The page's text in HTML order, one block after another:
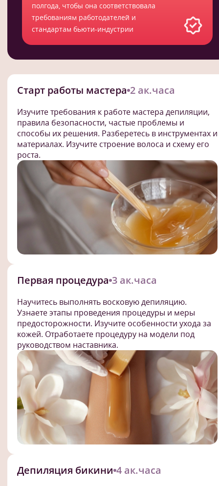
полгода, чтобы она соответствовала
требованиям работодателей и
стандартам бьюти-индустрии
Старт работы мастера 2 ак.часа
Изучите требования к работе мастера депиляции,
правила безопасности, частые проблемы и
способы их решения. Разберетесь в инструментах и
материалах. Изучите строение волоса и схему его
роста.
Первая процедура 3 ак.часа
Научитесь выполнять восковую депиляцию.
Узнаете этапы проведения процедуры и меры
предосторожности. Изучите особенности ухода за
кожей. Отработаете процедуру на модели под
руководством наставника.
Депиляция бикини 4 ак.часа